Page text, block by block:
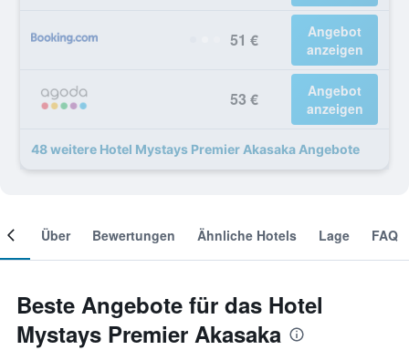
51 €
Angebot
anzeigen
53 €
Angebot
anzeigen
48 weitere Hotel Mystays Premier Akasaka Angebote
Über Bewertungen Ähnliche Hotels Lage FAQ
Beste Angebote für das Hotel
Mystays Premier Akasaka